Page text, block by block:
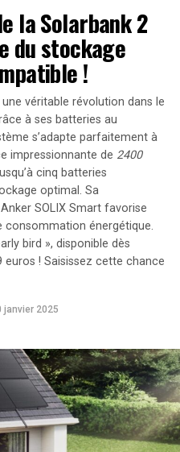
a porté
des
août
pour
la Solarbank 2
du stockage
!
une véritable révolution dans le
à ses batteries au
s’adapte parfaitement à
impressionnante de 2400
cinq batteries
optimal. Sa
SOLIX Smart favorise
consommation énergétique.
bird », disponible dès
! Saisissez cette chance
janvier 2025